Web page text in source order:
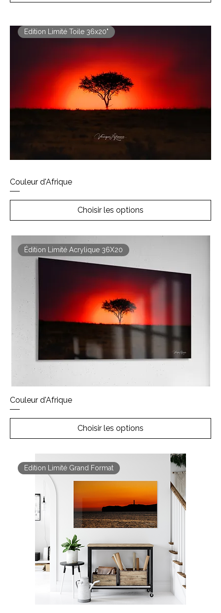
Edition Limité Toile 36x20"
Couleur d'Afrique
Choisir les options
Édition Limité Acrylique 36X20
Couleur d'Afrique
Choisir les options
Edition Limité Grand Format